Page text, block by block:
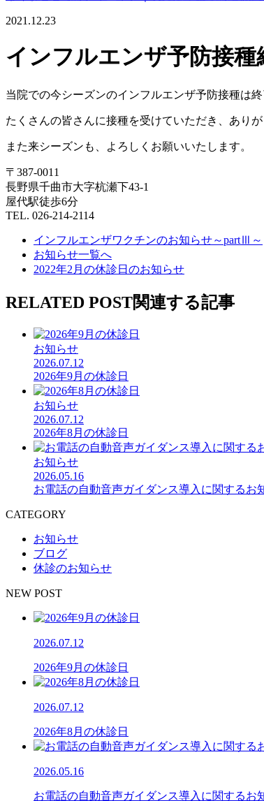
2021.12.23
インフルエンザ予防接
当院での今シーズンのインフルエンザ予防接種は終
たくさんの皆さんに接種を受けていただき、ありが
また来シーズンも、よろしくお願いいたします。
〒387-0011
長野県千曲市大字杭瀬下43-1
屋代駅徒歩6分
TEL. 026-214-2114
インフルエンザワクチンのお知らせ～partⅢ～
お知らせ一覧へ
2022年2月の休診日のお知らせ
RELATED POST関連する記事
お知らせ
2026.07.12
2026年9月の休診日
お知らせ
2026.07.12
2026年8月の休診日
お知らせ
2026.05.16
お電話の自動音声ガイダンス導入に関するお
CATEGORY
お知らせ
ブログ
休診のお知らせ
NEW POST
2026.07.12
2026年9月の休診日
2026.07.12
2026年8月の休診日
2026.05.16
お電話の自動音声ガイダンス導入に関するお